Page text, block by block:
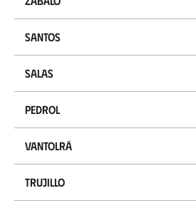
Santos
Salas
Pedrol
Vantolrá
Trujillo